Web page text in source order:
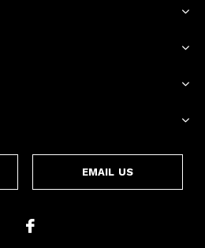
EMAIL US